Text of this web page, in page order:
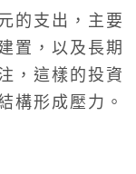
的支出，主要
置，以及長期
，這樣的投資
構形成壓力。